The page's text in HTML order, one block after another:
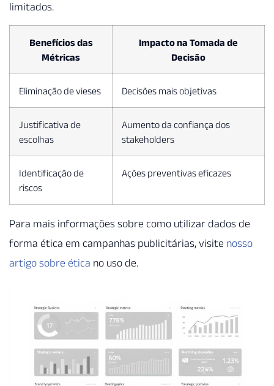
limitados.
Benefícios das
Métricas
Impacto na Tomada de
Decisão
Eliminação de vieses Decisões mais objetivas
Justificativa de
escolhas
Aumento da confiança dos
stakeholders
Identificação de
riscos
Ações preventivas eficazes
Para mais informações sobre como utilizar dados de
forma ética em campanhas publicitárias, visite nosso
artigo sobre ética no uso de.